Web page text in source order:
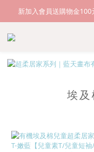
新加入會員送購物金100
新加入會員送購物金100
滿1500元免運費
埃